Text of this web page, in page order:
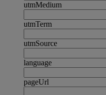
utmMedium
utmTerm
utmSource
language
pageUrl